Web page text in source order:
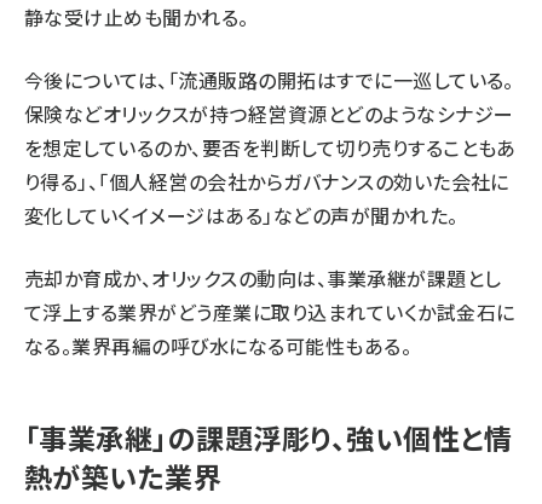
静な受け止めも聞かれる。
今後については、「流通販路の開拓はすでに一巡している。
保険などオリックスが持つ経営資源とどのようなシナジー
を想定しているのか、要否を判断して切り売りすることもあ
り得る」、「個人経営の会社からガバナンスの効いた会社に
変化していくイメージはある」などの声が聞かれた。
売却か育成か、オリックスの動向は、事業承継が課題とし
て浮上する業界がどう産業に取り込まれていくか試金石に
なる。業界再編の呼び水になる可能性もある。
「事業承継」の課題浮彫り、強い個性と情
熱が築いた業界